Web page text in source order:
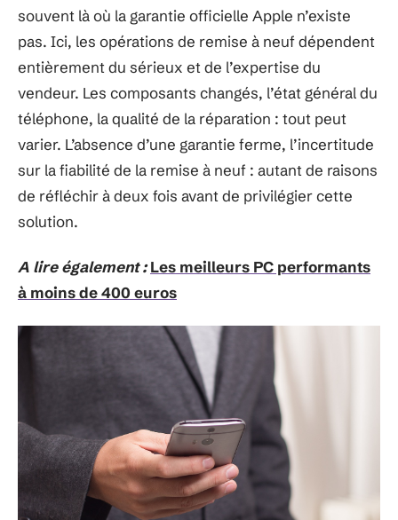
souvent là où la garantie officielle Apple n’existe
pas. Ici, les opérations de remise à neuf dépendent
entièrement du sérieux et de l’expertise du
vendeur. Les composants changés, l’état général du
téléphone, la qualité de la réparation : tout peut
varier. L’absence d’une garantie ferme, l’incertitude
sur la fiabilité de la remise à neuf : autant de raisons
de réfléchir à deux fois avant de privilégier cette
solution.
A lire également : Les meilleurs PC performants
à moins de 400 euros